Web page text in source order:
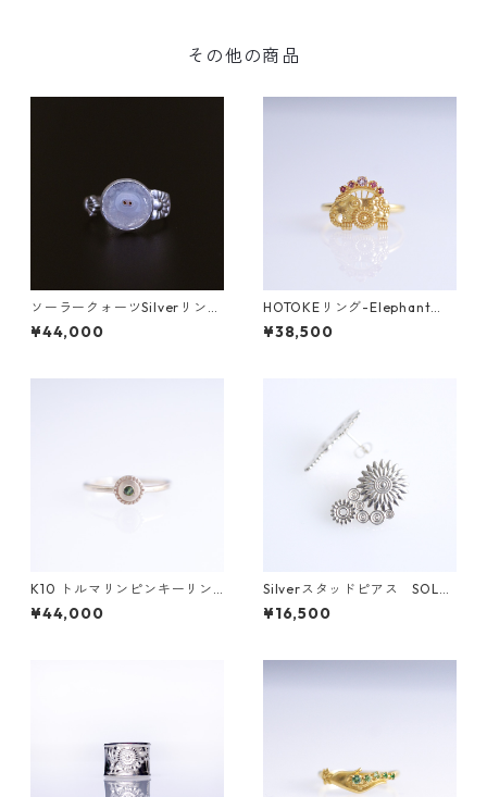
その他の商品
ソーラークォーツSilverリング
HIME(ヒメ） [H003]
¥44,000
HOTOKEリング-Elephant
（象）-
¥38,500
K10 トルマリンピンキーリン
グ/BRAH(ブラフ)
¥44,000
Silverスタッドピアス SOL
（ソル）
¥16,500